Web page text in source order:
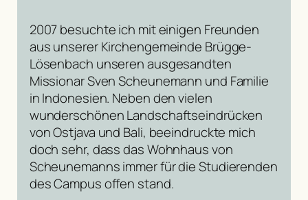
2007 besuchte ich mit einigen Freunden
aus unserer Kirchengemeinde Brügge-
Lösenbach unseren ausgesandten
Missionar Sven Scheunemann und Familie
in Indonesien. Neben den vielen
wunderschönen Landschaftseindrücken
von Ostjava und Bali, beeindruckte mich
doch sehr, dass das Wohnhaus von
Scheunemanns immer für die Studierenden
des Campus offen stand.